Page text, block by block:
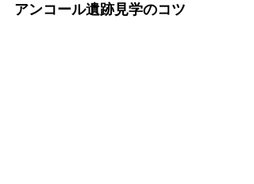
アンコール遺跡見学のコツ